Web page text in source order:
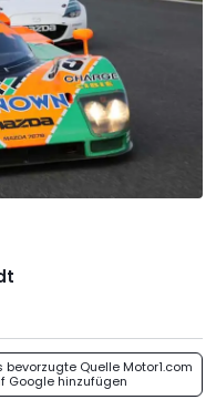
bevorzugte Quelle Motor1.com
Google hinzufügen